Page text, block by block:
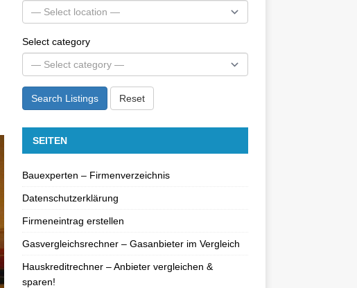
Select category
Search Listings Reset
SEITEN
Bauexperten – Firmenverzeichnis
Datenschutzerklärung
Firmeneintrag erstellen
Gasvergleichsrechner – Gasanbieter im Vergleich
Hauskreditrechner – Anbieter vergleichen &
sparen!